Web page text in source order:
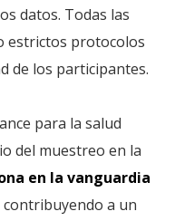
datos. Todas las
estrictos protocolos
de los participantes.
para la salud
del muestreo en la
en la vanguardia
contribuyendo a un